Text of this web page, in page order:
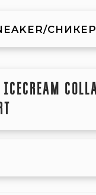
СНИКЕР